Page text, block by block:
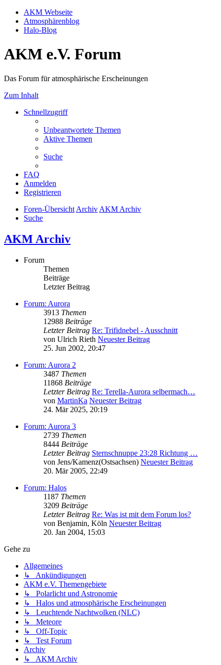
AKM Webseite
Atmosphärenblog
Halo-Blog
AKM e.V. Forum
Das Forum für atmosphärische Erscheinungen
Zum Inhalt
Schnellzugriff
Unbeantwortete Themen
Aktive Themen
Suche
FAQ
Anmelden
Registrieren
Foren-Übersicht Archiv AKM Archiv
Suche
AKM Archiv
Forum
Themen
Beiträge
Letzter Beitrag
Forum: Aurora
3913 Themen
12988 Beiträge
Letzter Beitrag Re: Trifidnebel - Ausschnitt
von Ulrich Rieth Neuester Beitrag
25. Jun 2002, 20:47
Forum: Aurora 2
3487 Themen
11868 Beiträge
Letzter Beitrag Re: Terella-Aurora selbermach…
von MartinKa Neuester Beitrag
24. Mär 2025, 20:19
Forum: Aurora 3
2739 Themen
8444 Beiträge
Letzter Beitrag Sternschnuppe 23:28 Richtung …
von Jens/Kamenz(Ostsachsen) Neuester Beitrag
20. Mär 2005, 22:49
Forum: Halos
1187 Themen
3209 Beiträge
Letzter Beitrag Re: Was ist mit dem Forum los?
von Benjamin, Köln Neuester Beitrag
20. Jan 2004, 15:03
Gehe zu
Allgemeines
↳ Ankündigungen
AKM e.V. Themengebiete
↳ Polarlicht und Astronomie
↳ Halos und atmosphärische Erscheinungen
↳ Leuchtende Nachtwolken (NLC)
↳ Meteore
↳ Off-Topic
↳ Test Forum
Archiv
↳ AKM Archiv